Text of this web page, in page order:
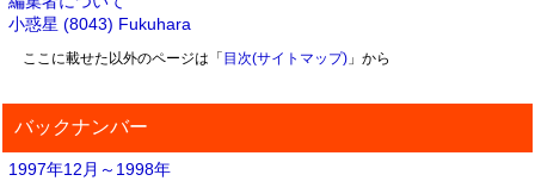
小惑星 (8043) Fukuhara
ここに載せた以外のページは「 目次(サイトマップ)」から
バックナンバー
1997年12月～1998年